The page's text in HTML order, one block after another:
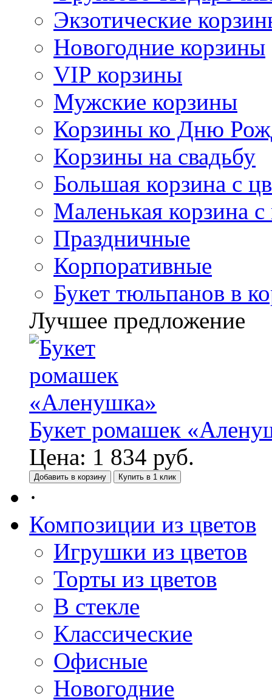
Экзотические
Новогодние корзины
VIP корзины
Мужские корзины
Корзины ко Дню
Корзины на свадьбу
Большая корзина с
Маленькая корзина
Праздничные
Корпоративные
Букет тюльпанов в
Лучшее предложение
Букет ромашек
Цена: 1 834 руб.
Добавить в корзину Купить в 1 клик
·
Композиции из цветов
Игрушки из цветов
Торты из цветов
В стекле
Классические
Офисные
Новогодние